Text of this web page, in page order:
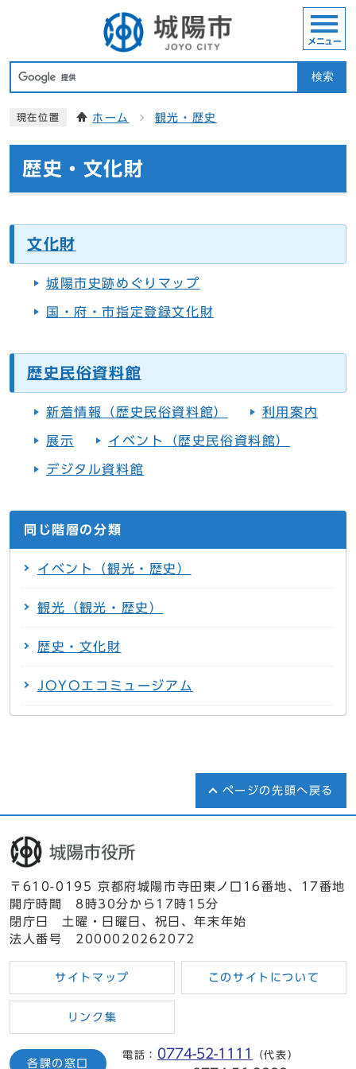
検索
メニュー
現在位置 ホーム 観光・歴史
歴史・文化財
文化財
城陽市史跡めぐりマップ
国・府・市指定登録文化財
歴史民俗資料館
新着情報（歴史民俗資料館） 利用案内
展示 イベント（歴史民俗資料館）
デジタル資料館
同じ階層の分類
イベント（観光・歴史）
観光（観光・歴史）
歴史・文化財
JOYOエコミュージアム
ページの先頭へ戻る
〒610-0195 京都府城陽市寺田東ノ口16番地、17番地
開庁時間 8時30分から17時15分
閉庁日 土曜・日曜日、祝日、年末年始
法人番号 2000020262072
サイトマップ このサイトについて
リンク集
各課の窓口
電話： 0774-52-1111 （代表）